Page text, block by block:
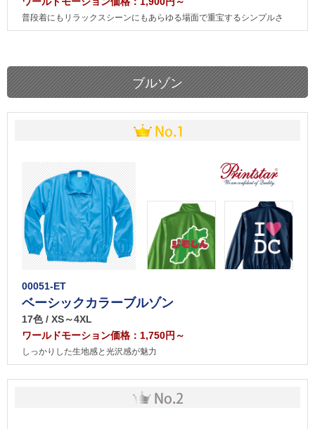
普段着にもリラックスシーンにもあらゆる場面で重宝するシンプルさ
ブルゾン
00051-ET
ベーシックカラーブルゾン
17色 / XS～4XL
ワールドモーション価格：1,750円～
しっかりした生地感と光沢感が魅力